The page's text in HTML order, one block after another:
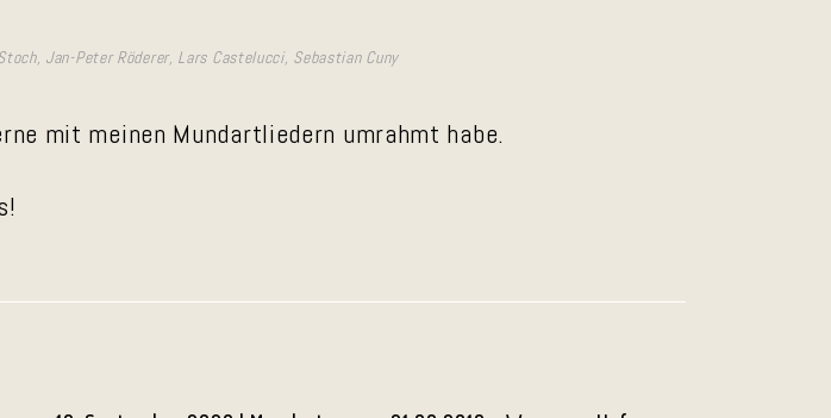
Jan-Peter Röderer, Lars Castelucci, Sebastian Cuny
mit meinen Mundartliedern umrahmt habe.